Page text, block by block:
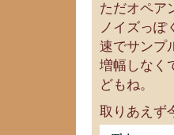
ただオペア
ノイズっぽ
速でサンプ
増幅しなく
どもね。
取りあえず